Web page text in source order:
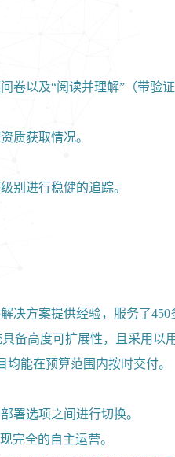
卷以及“阅读并理解”（带验证
质获取情况。
别进行稳健的追踪。
决方案提供经验，服务了
备高度可扩展性，且采用以
能在预算范围内按时交付。
署选项之间进行切换。
完全的自主运营。